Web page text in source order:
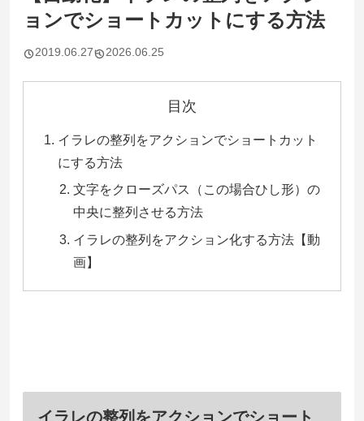
ョンでショートカットにする方法
2019.06.27 2026.06.25
目次
イラレの整列をアクションでショートカット
にする方法
文字をクローズパス（この場合ひし形）の
中央に整列させる方法
イラレの整列をアクション化する方法【動
画】
イラレの整列をアクションでショート